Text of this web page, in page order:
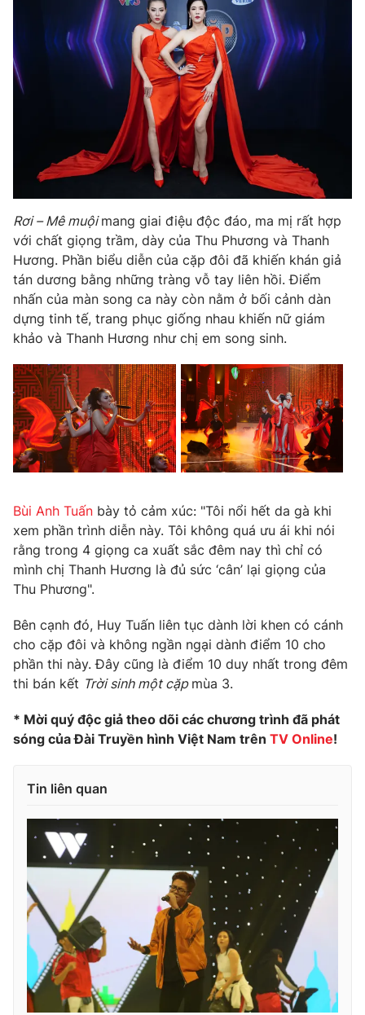
Giải sao mai
Sao
Làm đẹp
Chất lượng cuộc sống
Giáo dục
Tuyển sinh
Học trực tuyến
Công nghệ
Hitech Công nghệ tương lai
Thị trường
Giao lưu trực tuyến
Lịch phát sóng
Chuyên mục khác
Emagazine Podcast
Photo Infographic
VTV Money VTV Thể thao
VTV Sức khoẻ Bất động sản
Thị trường 24h Tấm lòng Việt
VTV4 Vươn mình bằng AI
VTV9
Liên hệ tòa soạn English
THỜI BÁO VTV
Cơ quan chủ quản:
Đài Truyền hình Việt Nam
Cơ quan báo chí:Thời báo VTV
Giấy phép hoạt động báo in và báo điện tử số 483/GP-BTTTT
cấp ngày 29/12/2023
Tổng Biên tập: Vũ Thanh Thủy
Phó Tổng Biên tập:
Nguyễn Thị Mỹ Hạnh, Phạm Quốc Thắng,
Nguyễn Trọng Ninh
Tổng đài VTV:024.38 355 931 - 024.38 355 932
Rơi – Mê muộimang giai điệu độc đáo, ma mị rất hợp
với chất giọng trầm, dày của Thu Phương và Thanh
Hương. Phần biểu diễn của cặp đôi đã khiến khán giả
tán dương bằng những tràng vỗ tay liên hồi. Điểm
nhấn của màn song ca này còn nằm ở bối cảnh dàn
dựng tinh tế, trang phục giống nhau khiến nữ giám
khảo và Thanh Hương như chị em song sinh.
Bùi Anh Tuấn bày tỏ cảm xúc: "Tôi nổi hết da gà khi
xem phần trình diễn này. Tôi không quá ưu ái khi nói
rằng trong 4 giọng ca xuất sắc đêm nay thì chỉ có
mình chị Thanh Hương là đủ sức ‘cân’ lại giọng của
Thu Phương".
Bên cạnh đó, Huy Tuấn liên tục dành lời khen có cánh
cho cặp đôi và không ngần ngại dành điểm 10 cho
phần thi này. Đây cũng là điểm 10 duy nhất trong đêm
thi bán kết Trời sinh một cặp mùa 3.
* Mời quý độc giả theo dõi các chương trình đã phát
sóng của Đài Truyền hình Việt Nam trên TV Online!
Tin liên quan